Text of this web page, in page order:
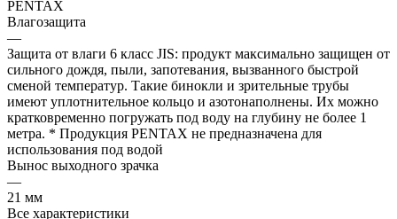
PENTAX
Влагозащита
—
Защита от влаги 6 класс JIS: продукт максимально защищен от
сильного дождя, пыли, запотевания, вызванного быстрой
сменой температур. Такие бинокли и зрительные трубы
имеют уплотнительное кольцо и азотонаполнены. Их можно
кратковременно погружать под воду на глубину не более 1
метра. * Продукция PENTAX не предназначена для
использования под водой
Вынос выходного зрачка
—
21 мм
Все характеристики